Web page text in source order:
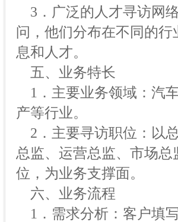
3．广泛的人才寻访网
问，他们分布在不同的
息和人才。
五、业务特长
1．主要业务领域：汽
产等行业。
2．主要寻访职位：以
总监、运营总监、市场
位，为业务支撑面。
六、业务流程
1．需求分析：客户填